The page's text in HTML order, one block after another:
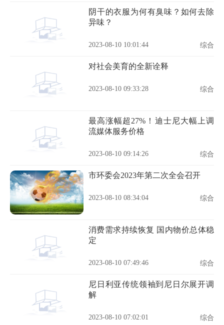
阴干的衣服为何有臭味？如何去除
异味？
2023-08-10 10:01:44 综合
对社会美育的全新诠释
2023-08-10 09:33:28 综合
最高涨幅超27%！迪士尼大幅上调
流媒体服务价格
2023-08-10 09:14:26 综合
市环委会2023年第二次全会召开
2023-08-10 08:34:04 综合
消费需求持续恢复 国内物价总体稳
定
2023-08-10 07:49:46 综合
尼日利亚传统领袖到尼日尔展开调
解
2023-08-10 07:02:01 综合